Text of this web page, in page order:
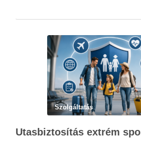
Szolgáltatás